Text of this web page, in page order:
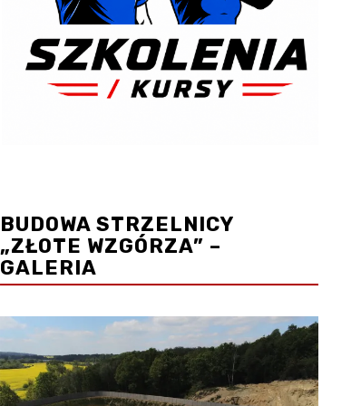
BUDOWA STRZELNICY
„ZŁOTE WZGÓRZA” –
GALERIA